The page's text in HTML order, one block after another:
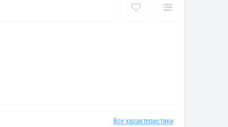
Все характеристики